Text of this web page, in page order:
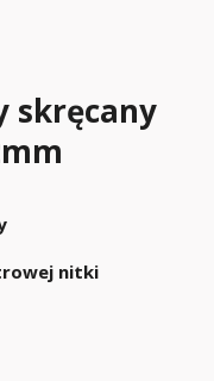
skręcany
nitki